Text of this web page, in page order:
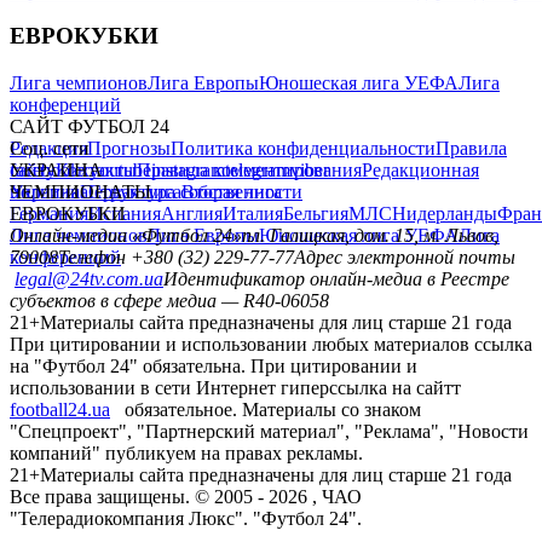
ЕВРОКУБКИ
Лига чемпионовЛига ЕвропыЮношеская лига УЕФАЛига
конференций
САЙТ ФУТБОЛ 24
РедакцияПрогнозыПолитика конфиденциальностиПравила
сайтуКонтактыПравила комментированияРедакционная
политикаСтруктура собственности
Соц. сети
facebookxyoutubeinstagramtelegramviber
УКРАИНА
УкраинаПервая лигаВторая лига
ЧЕМПИОНАТЫ
ГерманияИспанияАнглияИталияБельгияМЛСНидерланды
ЕВРОКУБКИ
Лига чемпионовЛига ЕвропыЮношеская лига УЕФАЛига
конференций
Онлайн-медиа «Футбол 24»пл. Галицкая, дом. 15, м. Львов,
79008Телефон +380 (32) 229-77-77Адрес электронной почты
legal@24tv.com.uaИдентификатор онлайн-медиа в Реестре
субъектов в сфере медиа — R40-06058
21+Материалы сайта предназначены для лиц старше 21 года
При цитировании и использовании любых материалов ссылка
на "Футбол 24" обязательна. При цитировании и
использовании в сети Интернет гиперссылка на сайтт
football24.ua
обязательное. Материалы со знаком
"Спецпроект", "Партнерский материал", "Реклама", "Новости
компаний" публикуем на правах рекламы.
21+Материалы сайта предназначены для лиц старше 21 года
Все права защищены. © 2005 - 2026 , ЧАО
"Телерадиокомпания Люкс". "Футбол 24".